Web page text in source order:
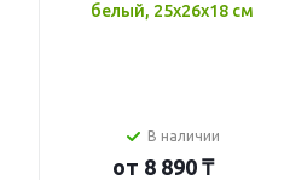
белый, 25x26x18 см
В наличии
от 8 890 ₸